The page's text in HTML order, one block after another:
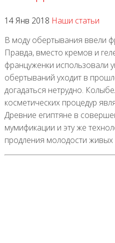
14 Янв 2018 Наши статьи
В моду обертывания ввели
Правда, вместо кремов и
француженки использовали
обертываний уходит в
догадаться нетрудно.
косметических процедур
Древние египтяне в
мумификации и эту же
продления молодости